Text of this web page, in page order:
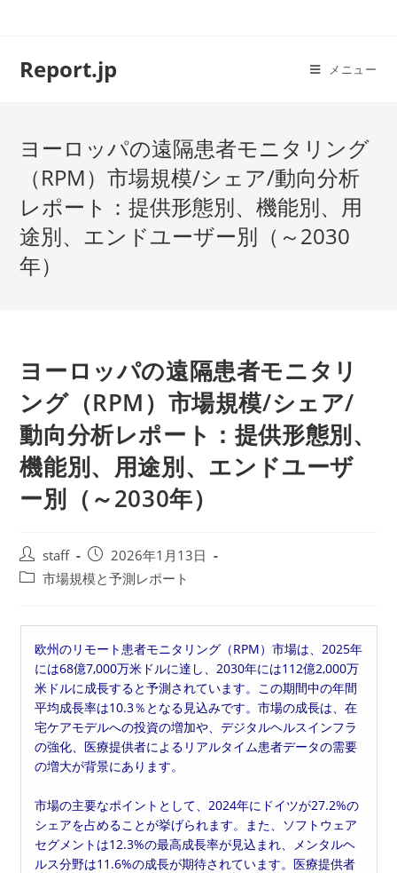
Report.jp メニュー
ヨーロッパの遠隔患者モニタリング
（RPM）市場規模/シェア/動向分析
レポート：提供形態別、機能別、用
途別、エンドユーザー別（～2030
年）
ヨーロッパの遠隔患者モニタリ
ング（RPM）市場規模/シェア/
動向分析レポート：提供形態別、
機能別、用途別、エンドユーザ
ー別（～2030年）
投
稿
staff
投
稿
日:
2026年1月13日
投
ー:
市場規模と予測レポート
欧州のリモート患者モニタリング（RPM）市場は、2025年
には68億7,000万米ドルに達し、2030年には112億2,000万
米ドルに成長すると予測されています。この期間中の年間
平均成長率は10.3％となる見込みです。市場の成長は、在
宅ケアモデルへの投資の増加や、デジタルヘルスインフラ
の強化、医療提供者によるリアルタイム患者データの需要
の増大が背景にあります。
市場の主要なポイントとして、2024年にドイツが27.2%の
シェアを占めることが挙げられます。また、ソフトウェア
セグメントは12.3%の最高成長率が見込まれ、メンタルヘ
ルス分野は11.6%の成長が期待されています。医療提供者